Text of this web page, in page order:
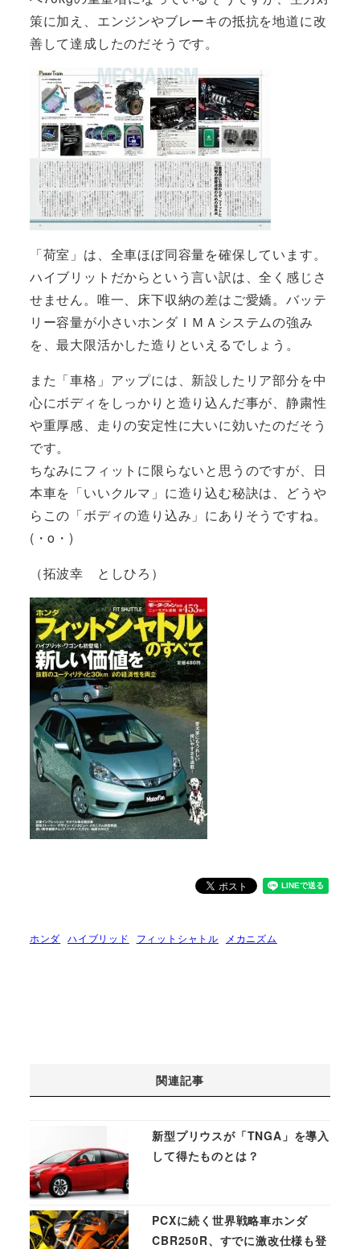
策に加え、エンジンやブレーキの抵抗を地道に改
善して達成したのだそうです。
「荷室」は、全車ほぼ同容量を確保しています。
ハイブリットだからという言い訳は、全く感じさ
せません。唯一、床下収納の差はご愛嬌。バッテ
リー容量が小さいホンダＩＭＡシステムの強み
を、最大限活かした造りといえるでしょう。
また「車格」アップには、新設したリア部分を中
心にボディをしっかりと造り込んだ事が、静粛性
や重厚感、走りの安定性に大いに効いたのだそう
です。
ちなみにフィットに限らないと思うのですが、日
本車を「いいクルマ」に造り込む秘訣は、どうや
らこの「ボディの造り込み」にありそうですね。
(・o・)ゞ
（拓波幸 としひろ）
ホンダ ハイブリッド フィットシャトル メカニズム
関連記事
新型プリウスが「TNGA」を導入
して得たものとは？
PCXに続く世界戦略車ホンダ
CBR250R、すでに激改仕様も登